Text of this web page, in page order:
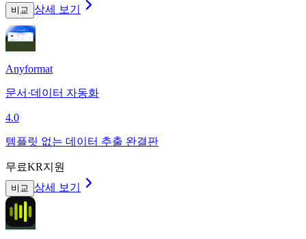
비교 상세 보기
Anyformat
문서·데이터 자동화
4.0
템플릿 없는 데이터 추출 완결판
무료KR지원
비교 상세 보기